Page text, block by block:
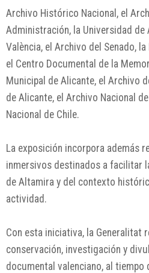
Archivo Histórico Nacional, el
Administración, la Universidad
València, el Archivo del Senado,
el Centro Documental de la
Municipal de Alicante, el Archivo
de Alicante, el Archivo Nacional
Nacional de Chile.
La exposición incorpora además
inmersivos destinados a facilitar
de Altamira y del contexto
actividad.
Con esta iniciativa, la Generalitat
conservación, investigación y
documental valenciano, al tiempo